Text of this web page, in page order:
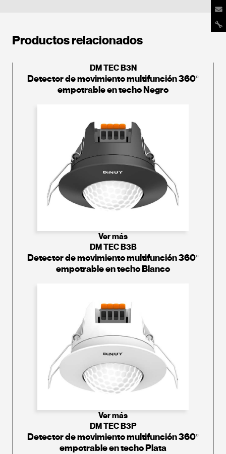
Productos relacionados
DM TEC B3N
Detector de movimiento multifunción 360º
empotrable en techo Negro
Ver más
DM TEC B3B
Detector de movimiento multifunción 360º
empotrable en techo Blanco
Ver más
DM TEC B3P
Detector de movimiento multifunción 360º
empotrable en techo Plata